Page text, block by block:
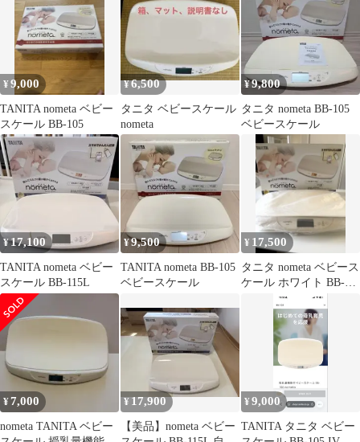
¥9,000
TANITA nometa ベビー
スケール BB-105
¥6,500
タニタ ベビースケール
nometa
¥9,800
タニタ nometa BB-105
ベビースケール
¥17,100
TANITA nometa ベビー
スケール BB-115L
¥9,500
TANITA nometa BB-105
ベビースケール
¥ 17,500
タニタ nometa ベビース
ケール ホワイト BB-
¥7,000
nometa TANITA ベビー
¥17,900
【美品】nometa ベビー
¥9,000
TANITA タニタ ベビー